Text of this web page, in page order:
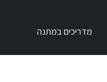
מדריכים במתנה